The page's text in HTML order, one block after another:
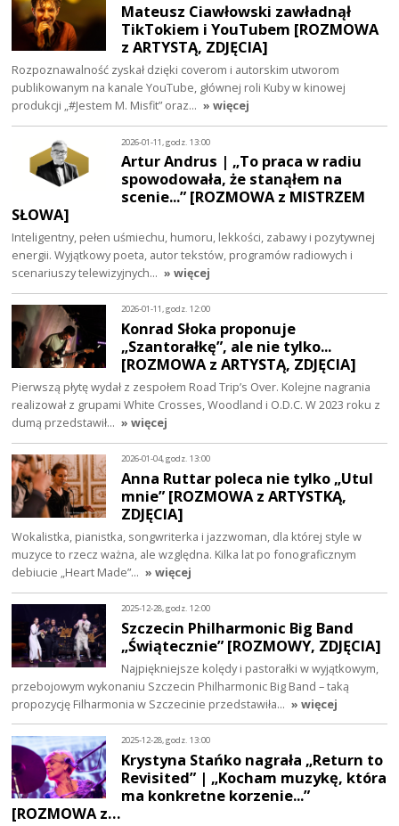
Mateusz Ciawłowski zawładnął
TikTokiem i YouTubem [ROZMOWA
z ARTYSTĄ, ZDJĘCIA]
Rozpoznawalność zyskał dzięki coverom i autorskim utworom
publikowanym na kanale YouTube, głównej roli Kuby w kinowej
produkcji „#Jestem M. Misfit” oraz… » więcej
2026-01-11, godz. 13:00
Artur Andrus | „To praca w radiu
spowodowała, że stanąłem na
scenie...” [ROZMOWA z MISTRZEM
SŁOWA]
Inteligentny, pełen uśmiechu, humoru, lekkości, zabawy i pozytywnej
energii. Wyjątkowy poeta, autor tekstów, programów radiowych i
scenariuszy telewizyjnych… » więcej
2026-01-11, godz. 12:00
Konrad Słoka proponuje
„Szantorałkę”, ale nie tylko...
[ROZMOWA z ARTYSTĄ, ZDJĘCIA]
Pierwszą płytę wydał z zespołem Road Trip’s Over. Kolejne nagrania
realizował z grupami White Crosses, Woodland i O.D.C. W 2023 roku z
dumą przedstawił… » więcej
2026-01-04, godz. 13:00
Anna Ruttar poleca nie tylko „Utul
mnie” [ROZMOWA z ARTYSTKĄ,
ZDJĘCIA]
Wokalistka, pianistka, songwriterka i jazzwoman, dla której style w
muzyce to rzecz ważna, ale względna. Kilka lat po fonograficznym
debiucie „Heart Made”… » więcej
2025-12-28, godz. 12:00
Szczecin Philharmonic Big Band
„Świątecznie” [ROZMOWY, ZDJĘCIA]
Najpiękniejsze kolędy i pastorałki w wyjątkowym,
przebojowym wykonaniu Szczecin Philharmonic Big Band – taką
propozycję Filharmonia w Szczecinie przedstawiła… » więcej
2025-12-28, godz. 13:00
Krystyna Stańko nagrała „Return to
Revisited” | „Kocham muzykę, która
ma konkretne korzenie...”
[ROZMOWA z…